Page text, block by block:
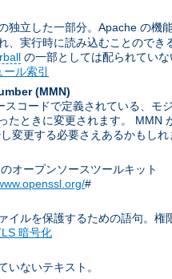
独立した一部分。Apache の機
、実行時に読み込むことのでき
の一部としては配られてい
ル索引
(MMN)
スコードで定義されている、モ
たときに変更されます。 MMN
変更する必要さえあるかもしれ
オープンソースツールキット
#
イルを保護するための語句。
暗号化
いないテキスト。